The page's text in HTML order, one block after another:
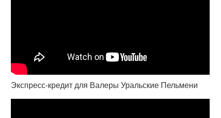
Экспресс-кредит для Валеры Уральские Пельмени